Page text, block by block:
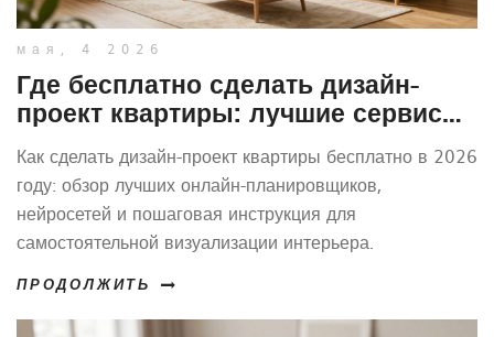
мая, 4 2026
Где бесплатно сделать дизайн-
проект квартиры: лучшие сервисы
и советы
Как сделать дизайн-проект квартиры бесплатно в 2026
году: обзор лучших онлайн-планировщиков,
нейросетей и пошаговая инструкция для
самостоятельной визуализации интерьера.
ПРОДОЛЖИТЬ